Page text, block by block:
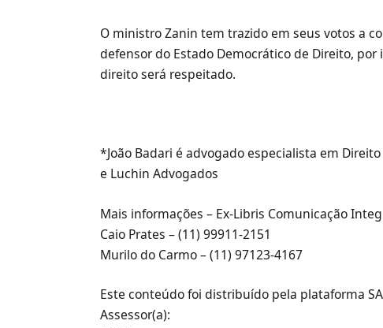
O ministro Zanin tem trazido em seus votos a
defensor do Estado Democrático de Direito,
direito será respeitado.
*João Badari é advogado especialista em
e Luchin Advogados
Mais informações – Ex-Libris Comunicação
Caio Prates – (11) 99911-2151
Murilo do Carmo – (11) 97123-4167
Este conteúdo foi distribuído pela plataforma
Assessor(a):